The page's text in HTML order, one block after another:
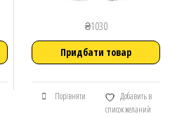
₴1030
Придбати товар
Порівняти
Добавить в
список желаний